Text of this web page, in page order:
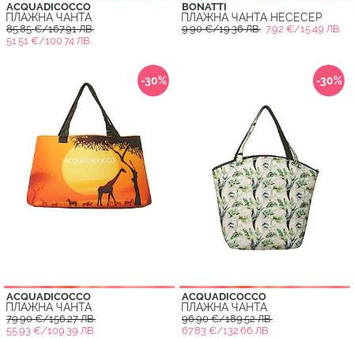
ACQUADICOCCO
ПЛАЖНА ЧАНТА
85.85 €/167.91 ЛВ.
51.51 €/100.74 ЛВ.
BONATTI
ПЛАЖНА ЧАНТА НЕСЕСЕР
9.90 €/19.36 ЛВ. 7.92 €/15.49 ЛВ.
-30%
ACQUADICOCCO
ПЛАЖНА ЧАНТА
79.90 €/156.27 ЛВ.
55.93 €/109.39 ЛВ.
-30%
ACQUADICOCCO
ПЛАЖНА ЧАНТА
96.90 €/189.52 ЛВ.
67.83 €/132.66 ЛВ.